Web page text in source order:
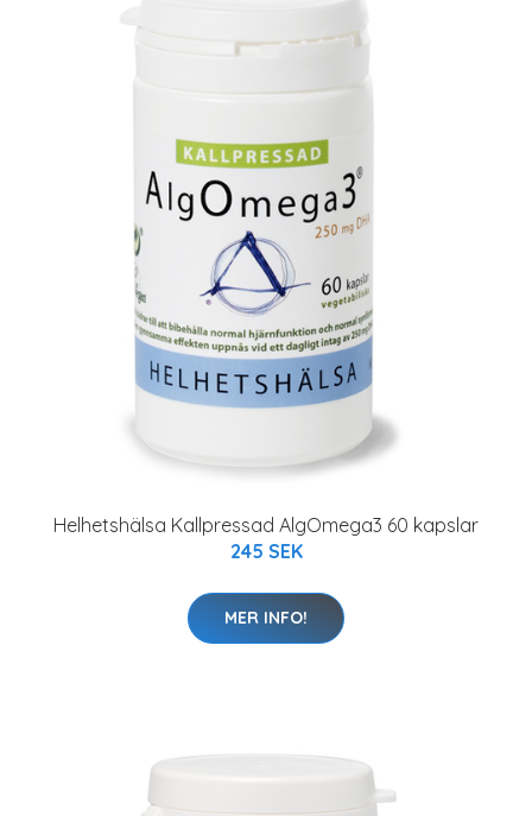
Helhetshälsa Kallpressad AlgOmega3 60 kapslar
245 SEK
MER INFO!